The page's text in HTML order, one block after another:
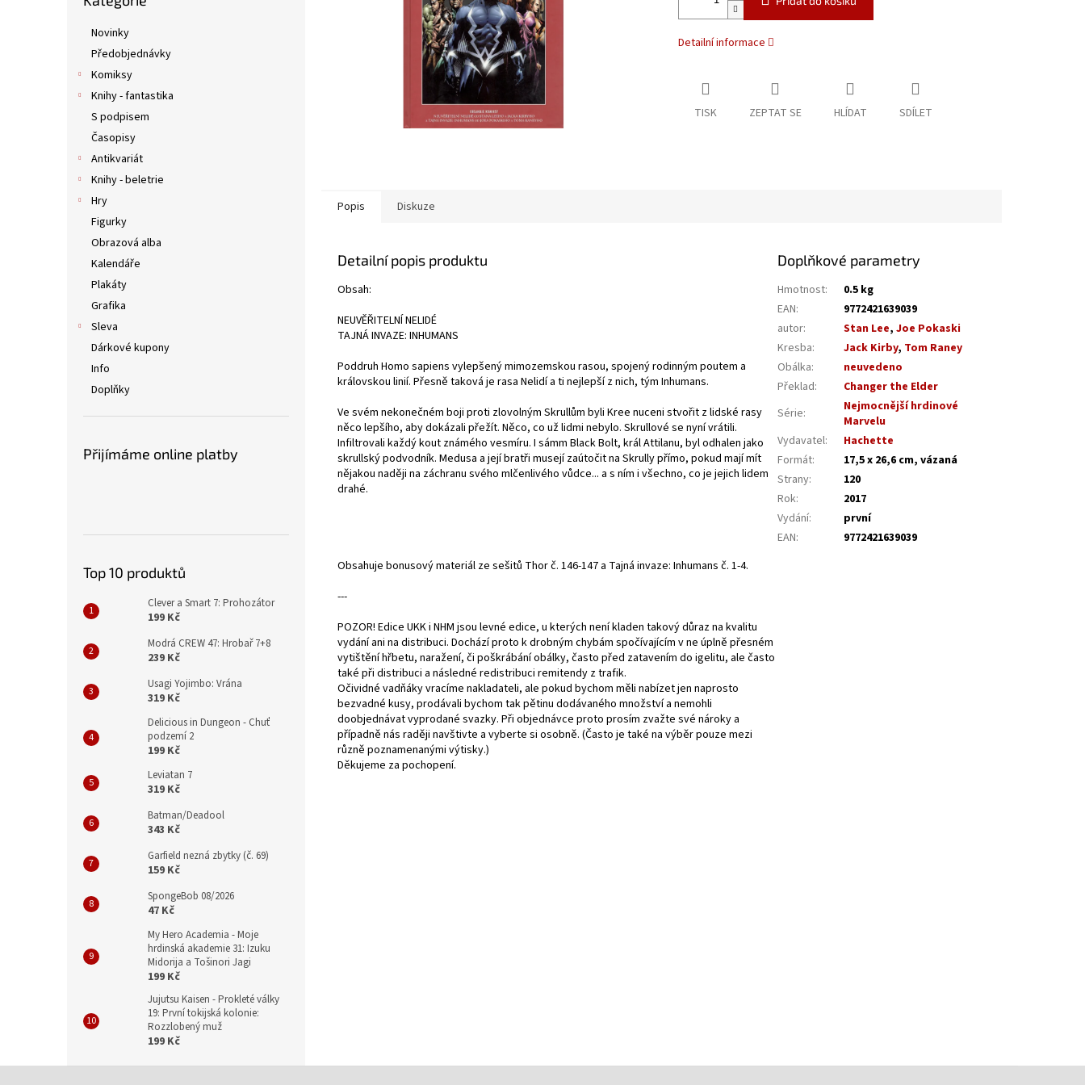
Novinky
Předobjednávky
Komiksy
Knihy - fantastika
S podpisem
Časopisy
Antikvariát
Knihy - beletrie
Hry
Figurky
Obrazová alba
Kalendáře
Plakáty
Grafika
Sleva
Dárkové kupony
Info
Doplňky
Přijímáme online platby
Top 10 produktů
Clever a Smart 7: Prohozátor
199 Kč
Modrá CREW 47: Hrobař 7+8
239 Kč
Usagi Yojimbo: Vrána
319 Kč
Delicious in Dungeon - Chuť
podzemí 2
199 Kč
Leviatan 7
319 Kč
Batman/Deadool
343 Kč
Garfield nezná zbytky (č. 69)
159 Kč
SpongeBob 08/2026
47 Kč
My Hero Academia - Moje
hrdinská akademie 31: Izuku
Midorija a Tošinori Jagi
199 Kč
Jujutsu Kaisen - Prokleté války
19: První tokijská kolonie:
Rozzlobený muž
199 Kč
Detailní informace
TISK ZEPTAT SE HLÍDAT SDÍLET
Popis Diskuze
Detailní popis produktu
Obsah:
NEUVĚŘITELNÍ NELIDÉ
TAJNÁ INVAZE: INHUMANS
Poddruh Homo sapiens vylepšený mimozemskou rasou, spojený rodinným poutem a
královskou linií. Přesně taková je rasa Nelidí a ti nejlepší z nich, tým Inhumans.
Ve svém nekonečném boji proti zlovolným Skrullům byli Kree nuceni stvořit z lidské rasy
něco lepšího, aby dokázali přežít. Něco, co už lidmi nebylo. Skrullové se nyní vrátili.
Infiltrovali každý kout známého vesmíru. I sámm Black Bolt, král Attilanu, byl odhalen jako
skrullský podvodník. Medusa a její bratři musejí zaútočit na Skrully přímo, pokud mají mít
nějakou naději na záchranu svého mlčenlivého vůdce... a s ním i všechno, co je jejich lidem
drahé.
Obsahuje bonusový materiál ze sešitů Thor č. 146-147 a Tajná invaze: Inhumans č. 1-4.
---
POZOR! Edice UKK i NHM jsou levné edice, u kterých není kladen takový důraz na kvalitu
vydání ani na distribuci. Dochází proto k drobným chybám spočívajícím v ne úplně přesném
vytištění hřbetu, naražení, či poškrábání obálky, často před zatavením do igelitu, ale často
také při distribuci a následné redistribuci remitendy z trafik.
Očividné vadňáky vracíme nakladateli, ale pokud bychom měli nabízet jen naprosto
bezvadné kusy, prodávali bychom tak pětinu dodávaného množství a nemohli
doobjednávat vyprodané svazky. Při objednávce proto prosím zvažte své nároky a
případně nás raději navštivte a vyberte si osobně. (Často je také na výběr pouze mezi
různě poznamenanými výtisky.)
Děkujeme za pochopení.
Doplňkové parametry
Hmotnost:
0.5 kg
EAN:
9772421639039
autor: Stan Lee,Joe Pokaski
Kresba: Jack Kirby, Tom Raney
Obálka:
neuvedeno
Překlad:
Changer the Elder
Série:
Nejmocnější hrdinové
Marvelu
Vydavatel:
Hachette
Formát:
17,5 x 26,6 cm, vázaná
Strany:
120
Rok:
2017
Vydání:
první
EAN: 9772421639039